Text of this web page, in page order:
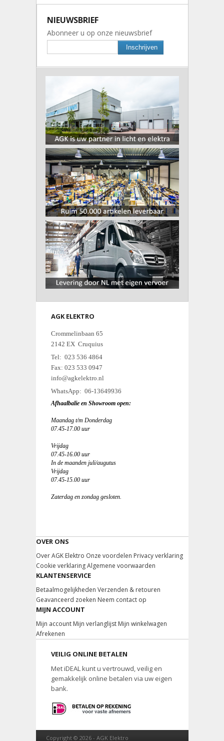
NIEUWSBRIEF
Abonneer u op onze nieuwsbrief
Inschrijven
AGK ELEKTRO
Crommelinbaan 65
2142 EX Cruquius
Tel: 023 536 4864
Fax: 023 533 0947
info@agkelektro.nl
WhatsApp: 06-13649936
Afhaalbalie en Showroom open:
Maandag t/m Donderdag
07.45-17.00 uur
Vrijdag
07.45-16.00 uur
In de maanden juli/augutus
Vrijdag
07.45-15.00 uur
Zaterdag en zondag gesloten.
OVER ONS
Over AGK Elektro Onze voordelen Privacy verklaring
Cookie verklaring Algemene voorwaarden
KLANTENSERVICE
Betaalmogelijkheden Verzenden & retouren
Geavanceerd zoeken Neem contact op
MIJN ACCOUNT
Mijn account Mijn verlanglijst Mijn winkelwagen
Afrekenen
VEILIG ONLINE BETALEN
Met iDEAL kunt u vertrouwd, veilig en
gemakkelijk online betalen via uw eigen
bank.
Copyright © 2026 - AGK Elektro